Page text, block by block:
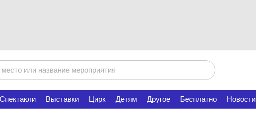
Спектакли Выставки Цирк Детям Другое Бесплатно Новости